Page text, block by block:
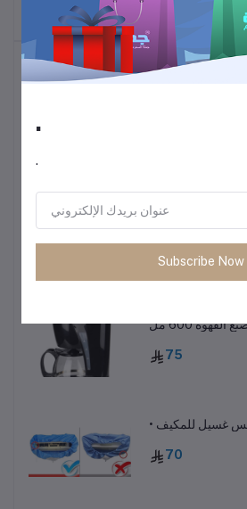
التي يتم شراؤها بشكل متكرر
أكثر المنتجات مبيعًا
خفيفة الوزن
85
القهوة 600 مل
75
غسيل للمكيف
70
.
.
Subscribe Now